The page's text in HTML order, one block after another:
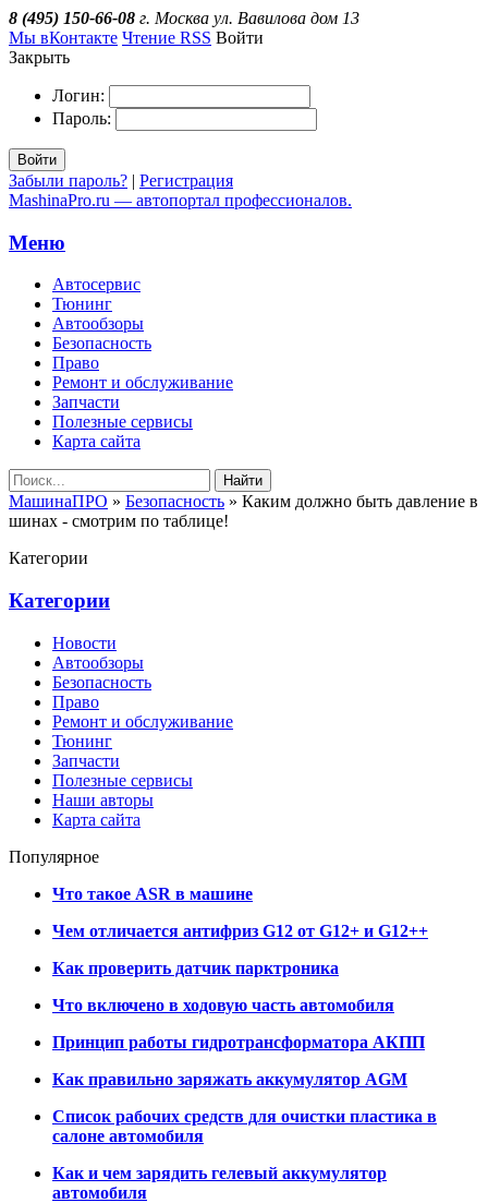
8 (495) 150-66-08 г. Москва ул. Вавилова дом 13
Мы вКонтакте Чтение RSS Войти
Закрыть
Логин:
Пароль:
Войти
Забыли пароль? | Регистрация
MashinaPro.ru — автопортал профессионалов.
Меню
Автосервис
Тюнинг
Автообзоры
Безопасность
Право
Ремонт и обслуживание
Запчасти
Полезные сервисы
Карта сайта
Найти
МашинаПРО » Безопасность » Каким должно быть давление в
шинах - смотрим по таблице!
Категории
Категории
Новости
Автообзоры
Безопасность
Право
Ремонт и обслуживание
Тюнинг
Запчасти
Полезные сервисы
Наши авторы
Карта сайта
Популярное
Что такое ASR в машине
Чем отличается антифриз G12 от G12+ и G12++
Как проверить датчик парктроника
Что включено в ходовую часть автомобиля
Принцип работы гидротрансформатора АКПП
Как правильно заряжать аккумулятор AGM
Список рабочих средств для очистки пластика в
салоне автомобиля
Как и чем зарядить гелевый аккумулятор
автомобиля